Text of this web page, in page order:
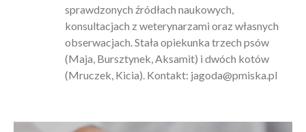
sprawdzonych źródłach naukowych,
konsultacjach z weterynarzami oraz własnych
obserwacjach. Stała opiekunka trzech psów
(Maja, Bursztynek, Aksamit) i dwóch kotów
(Mruczek, Kicia). Kontakt: jagoda@pmiska.pl